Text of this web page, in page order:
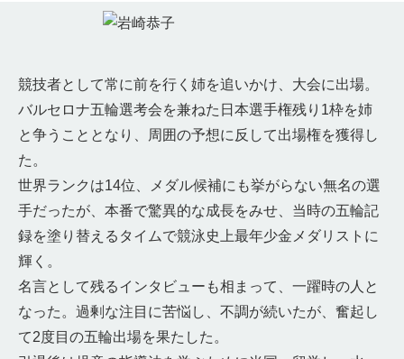
競技者として常に前を行く姉を追いかけ、大会に出場。
バルセロナ五輪選考会を兼ねた日本選手権残り1枠を姉
と争うこととなり、周囲の予想に反して出場権を獲得し
た。
世界ランクは14位、メダル候補にも挙がらない無名の選
手だったが、本番で驚異的な成長をみせ、当時の五輪記
録を塗り替えるタイムで競泳史上最年少金メダリストに
輝く。
名言として残るインタビューも相まって、一躍時の人と
なった。過剰な注目に苦悩し、不調が続いたが、奮起し
て2度目の五輪出場を果たした。